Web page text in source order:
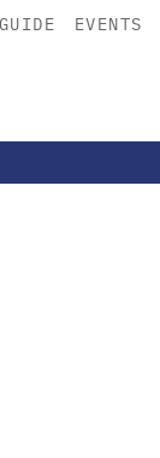
EVENTS